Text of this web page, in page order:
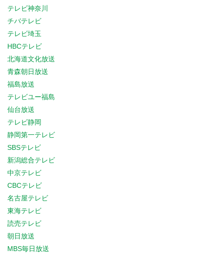
テレビ神奈川
チバテレビ
テレビ埼玉
HBCテレビ
北海道文化放送
青森朝日放送
福島放送
テレビユー福島
仙台放送
テレビ静岡
静岡第一テレビ
SBSテレビ
新潟総合テレビ
中京テレビ
CBCテレビ
名古屋テレビ
東海テレビ
読売テレビ
朝日放送
MBS毎日放送